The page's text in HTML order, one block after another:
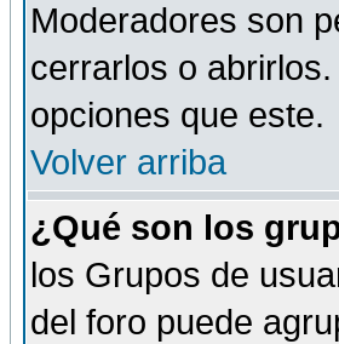
Moderadores son
cerrarlos o
opciones que este.
Volver arriba
¿Qué son los
los Grupos de
del foro puede